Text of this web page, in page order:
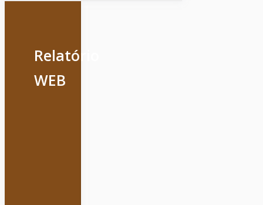
Relatório
WEB